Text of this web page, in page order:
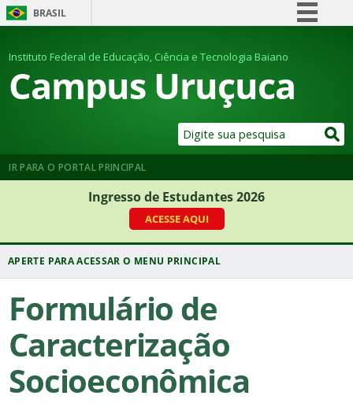
BRASIL
Comunica BR
Participe
Legislação
Instituto Federal de Educação, Ciência e Tecnologia Baiano
Campus Uruçuca
IR PARA O PORTAL PRINCIPAL
Ingresso de Estudantes 2026
ACESSE AQUI
Formulário de
Caracterização
Socioeconômica